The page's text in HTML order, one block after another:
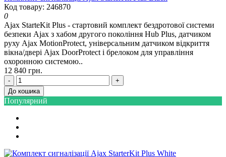
Код товару: 246870
0
Ajax StarteKit Plus - стартовий комплект бездротової системи
безпеки Ajax з хабом другого покоління Hub Plus, датчиком
руху Ajax MotionProtect, універсальним датчиком відкриття
вікна/двері Ajax DoorProtect і брелоком для управління
охоронною системою..
12 840 грн.
-
+
До кошика
Популярний